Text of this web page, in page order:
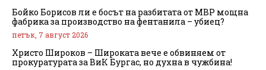
Бойко Борисов ли е босът на разбитата от МВР мощна
фабрика за производство на фентанила – убиец?
петък, 7 август 2026
Христо Широков – Широката вече е обвиняем от
прокуратурата за ВиК Бургас, но духна в чужбина!